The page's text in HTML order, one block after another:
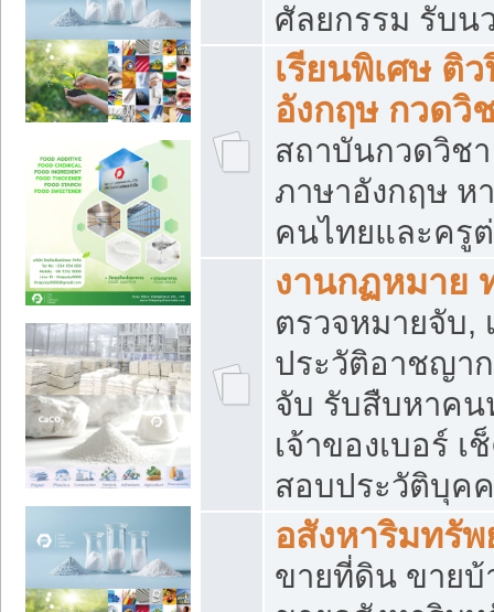
ศัลยกรรม รับน
เรียนพิเศษ ติ
อังกฤษ กวดวิ
สถาบันกวดวิช
ภาษาอังกฤษ ห
คนไทยและครู
งานกฏหมาย
ตรวจหมายจับ,
ประวัติอาชญา
จับ รับสืบหาคน
เจ้าของเบอร์
สอบประวัติบุค
อสังหาริมทรัพ
ขายที่ดิน ขายบ้